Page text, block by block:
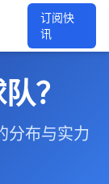
订阅快
讯
？
分布与实力